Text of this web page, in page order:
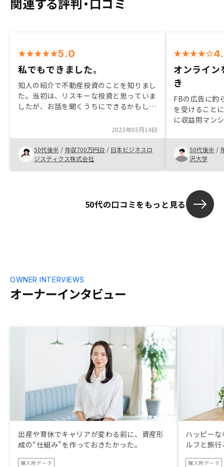
5.0
私でもできました。
知人の紹介で不動産投資のことを知りまし
た。当初は、リスキーな投資と思っていま
したが、お話を聞くうちにできるかもしれ
ま良い物件に出会えたので決めました。
購入を検討されている方は、急がずにいい
物件を探すのが良いかと思います。プラン
ニングの資料でわかりづらい所がありま
す。細かいバージョンと、シンプルで見や
2023年05月14日
50代後半 / 年収700万円台 / 日本ビジネスロ
ジスティクス株式会社
オンライン
き
FBの広告に釣
を受けること
に収益用マン
説明や手続き
進めてもらえ
50代後半 /
沢大学
50代の口コミをもっと見る
オーナーインタビュー
OWNER INTERVIEWS
出産や育休でキャリアが変わる前に、資産形
成の“仕組み”を作っておきたかった。
購入時データ
ハッピー
ルフと旅
購入時データ